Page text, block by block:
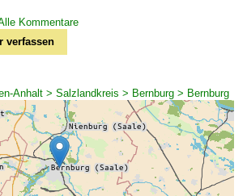
Kommentare
verfassen
Anhalt > Salzlandkreis > Bernburg > Bernburg